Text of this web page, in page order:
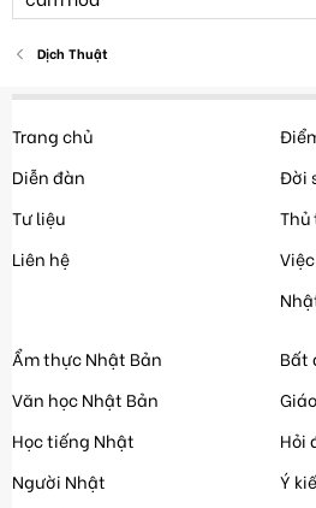
Dịch Thuật
Trang chủ
Diễn đàn
Tư liệu
Liên hệ
Đời
Thủ
Ẩm thực Nhật Bản
Văn học Nhật Bản
Học tiếng Nhật
Người Nhật
Bất
Hỏi
Ý